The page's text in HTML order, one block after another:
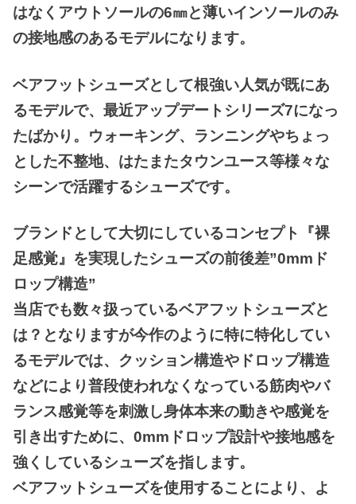
はなくアウトソールの6㎜と薄いインソールのみ
の接地感のあるモデルになります。
ベアフットシューズとして根強い人気が既にあ
るモデルで、最近アップデートシリーズ7になっ
たばかり。ウォーキング、ランニングやちょっ
とした不整地、はたまたタウンユース等様々な
シーンで活躍するシューズです。
ブランドとして大切にしているコンセプト『裸
足感覚』を実現したシューズの前後差”0mmド
ロップ構造”
当店でも数々扱っているベアフットシューズと
は？となりますが今作のように特に特化してい
るモデルでは、クッション構造やドロップ構造
などにより普段使われなくなっている筋肉やバ
ランス感覚等を刺激し身体本来の動きや感覚を
引き出すために、0mmドロップ設計や接地感を
強くしているシューズを指します。
ベアフットシューズを使用することにより、よ